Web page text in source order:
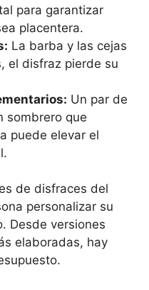
para garantizar
placentera.
La barba y las cejas
el disfraz pierde su
Un par de
sombrero que
puede elevar el
de disfraces del
personalizar su
Desde versiones
elaboradas, hay